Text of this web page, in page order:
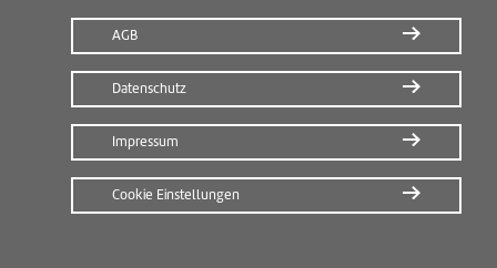
AGB
Datenschutz
Impressum
Cookie Einstellungen